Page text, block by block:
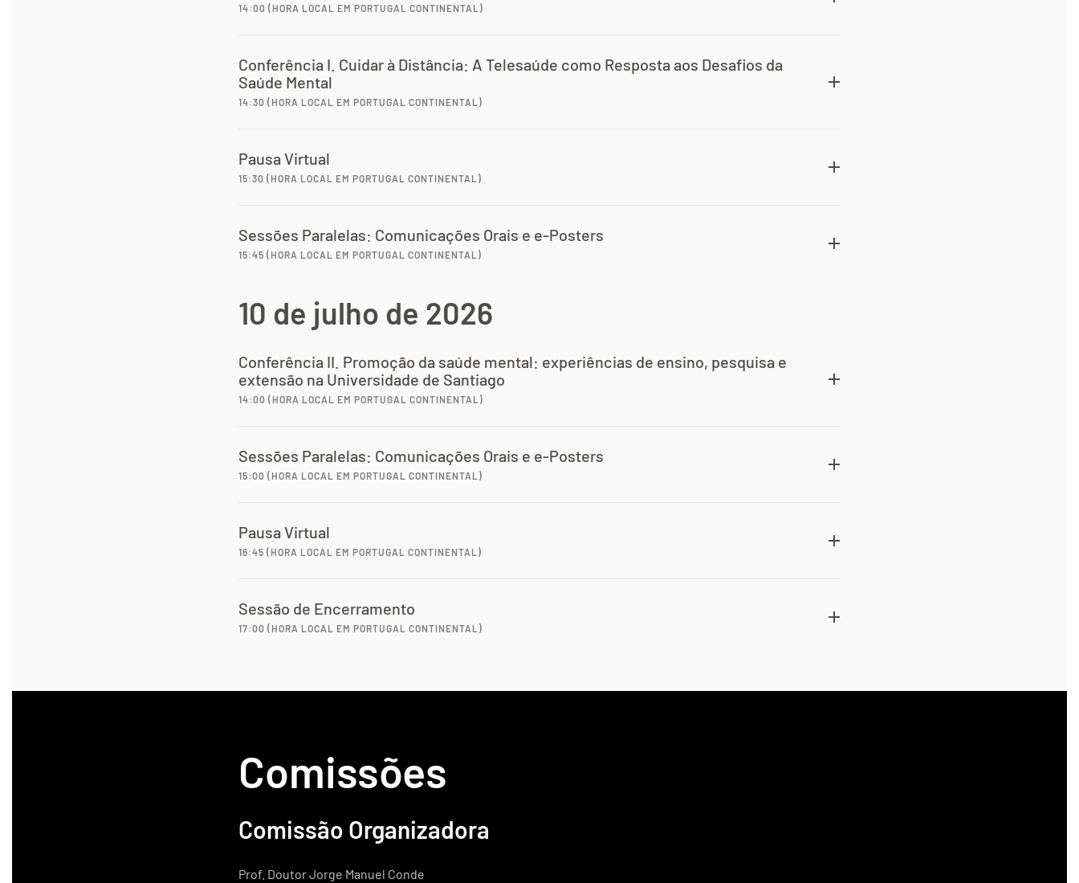
14:00 (HORA LOCAL EM PORTUGAL CONTINENTAL)
Conferência I. Cuidar à Distância: A Telesaúde como Resposta aos Desafios da
Saúde Mental
14:30 (HORA LOCAL EM PORTUGAL CONTINENTAL)
Pausa Virtual
15:30 (HORA LOCAL EM PORTUGAL CONTINENTAL)
Sessões Paralelas: Comunicações Orais e e-Posters
15:45 (HORA LOCAL EM PORTUGAL CONTINENTAL)
10 de julho de 2026
Conferência II. Promoção da saúde mental: experiências de ensino, pesquisa e
extensão na Universidade de Santiago
14:00 (HORA LOCAL EM PORTUGAL CONTINENTAL)
Sessões Paralelas: Comunicações Orais e e-Posters
15:00 (HORA LOCAL EM PORTUGAL CONTINENTAL)
Pausa Virtual
16:45 (HORA LOCAL EM PORTUGAL CONTINENTAL)
Sessão de Encerramento
17:00 (HORA LOCAL EM PORTUGAL CONTINENTAL)
Comissões
Comissão Organizadora
Prof. Doutor Jorge Manuel Conde